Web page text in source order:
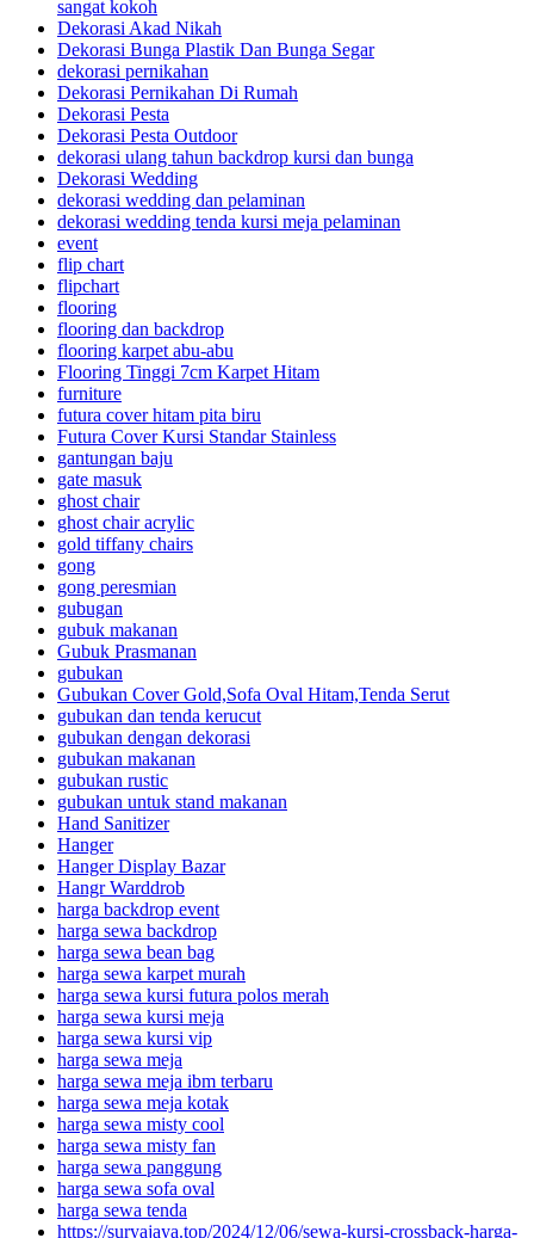
sangat kokoh
Dekorasi Akad Nikah
Dekorasi Bunga Plastik Dan Bunga Segar
dekorasi pernikahan
Dekorasi Pernikahan Di Rumah
Dekorasi Pesta
Dekorasi Pesta Outdoor
dekorasi ulang tahun backdrop kursi dan bunga
Dekorasi Wedding
dekorasi wedding dan pelaminan
dekorasi wedding tenda kursi meja pelaminan
event
flip chart
flipchart
flooring
flooring dan backdrop
flooring karpet abu-abu
Flooring Tinggi 7cm Karpet Hitam
furniture
futura cover hitam pita biru
Futura Cover Kursi Standar Stainless
gantungan baju
gate masuk
ghost chair
ghost chair acrylic
gold tiffany chairs
gong
gong peresmian
gubugan
gubuk makanan
Gubuk Prasmanan
gubukan
Gubukan Cover Gold,Sofa Oval Hitam,Tenda Serut
gubukan dan tenda kerucut
gubukan dengan dekorasi
gubukan makanan
gubukan rustic
gubukan untuk stand makanan
Hand Sanitizer
Hanger
Hanger Display Bazar
Hangr Warddrob
harga backdrop event
harga sewa backdrop
harga sewa bean bag
harga sewa karpet murah
harga sewa kursi futura polos merah
harga sewa kursi meja
harga sewa kursi vip
harga sewa meja
harga sewa meja ibm terbaru
harga sewa meja kotak
harga sewa misty cool
harga sewa misty fan
harga sewa panggung
harga sewa sofa oval
harga sewa tenda
https://suryajaya.top/2024/12/06/sewa-kursi-crossback-harga-